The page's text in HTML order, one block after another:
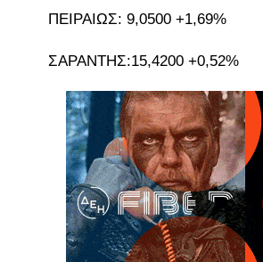
ΠΕΙΡΑΙΩΣ: 9,0500 +1,69%
ΣΑΡΑΝΤΗΣ:15,4200 +0,52%